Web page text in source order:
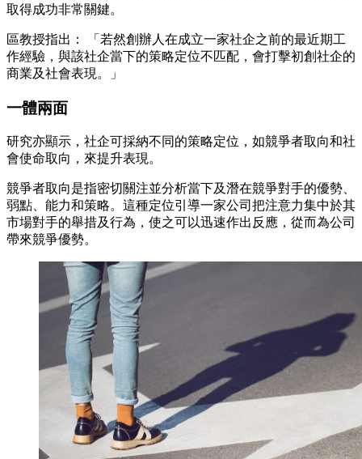
取得成功非常關鍵。
區教授指出： 「若然創辦人在成立一家社企之前的最近期工
作經驗，與該社企當下的策略定位不匹配，會打擊初創社企的
商業及社會表現。」
一體兩面
研究亦顯示，社企可採納不同的策略定位，如競爭者取向和社
會使命取向，來提升表現。
競爭者取向是指密切關注並分析當下及潛在競爭對手的優勢、
弱點、能力和策略。這種定位引導一家公司把注意力集中於其
市場對手的舉措及行為，使之可以迅速作出反應，從而為公司
帶來競爭優勢。